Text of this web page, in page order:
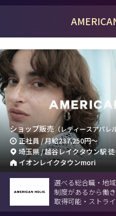
ショップ販売（レディースアパレル
正社員 / 月給237,250円～
埼玉県 / 越谷レイクタウン駅
イオンレイクタウンmori
選べる総合職・地
制度があるから働
取得可能・ストラ
員募集。